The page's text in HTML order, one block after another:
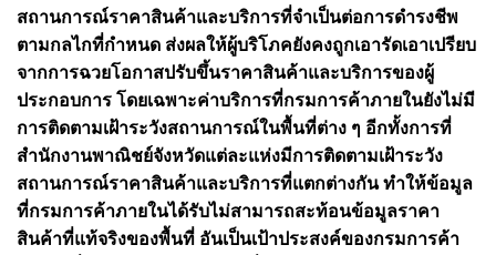
สถานการณ์ราคาสินค้าและบริการที่จำเป็นต่อการดำรงชีพ
ตามกลไกที่กำหนด ส่งผลให้ผู้บริโภคยังคงถูกเอารัดเอาเปรียบ
จากการฉวยโอกาสปรับขึ้นราคาสินค้าและบริการของผู้
ประกอบการ โดยเฉพาะค่าบริการที่กรมการค้าภายในยังไม่มี
การติดตามเฝ้าระวังสถานการณ์ในพื้นที่ต่าง ๆ อีกทั้งการที่
สำนักงานพาณิชย์จังหวัดแต่ละแห่งมีการติดตามเฝ้าระวัง
สถานการณ์ราคาสินค้าและบริการที่แตกต่างกัน ทำให้ข้อมูล
ที่กรมการค้าภายในได้รับไม่สามารถสะท้อนข้อมูลราคา
สินค้าที่แท้จริงของพื้นที่ อันเป็นเป้าประสงค์ของกรมการค้า